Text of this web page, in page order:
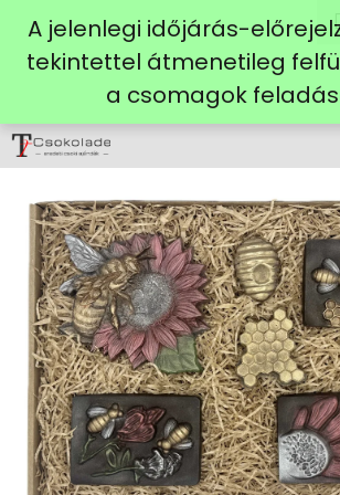
tartalomhoz
A jelenlegi időjárás-
tekintettel átmenetileg
a csomagok
r
Vissza
Vissza
M
i
t
k
e
r
e
s
?
KERESÉS